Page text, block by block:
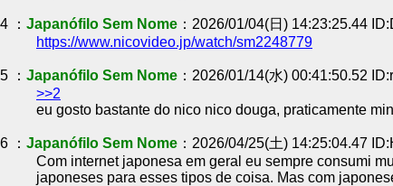
4 ： Japanófilo Sem Nome ：2026/01/04(日) 14:23:25.44
https://www.nicovideo.jp/watch/sm2248779
5 ： Japanófilo Sem Nome ：2026/01/14(水) 00:41:50.52
>>2
eu gosto bastante do nico nico douga, praticamente
6 ： Japanófilo Sem Nome ：2026/04/25(土) 14:25:04.47
Com internet japonesa em geral eu sempre consumi
japoneses para esses tipos de coisa. Mas com